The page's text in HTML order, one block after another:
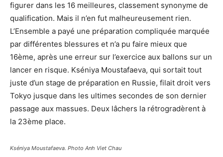
figurer dans les 16 meilleures, classement synonyme de
qualification. Mais il n’en fut malheureusement rien.
L’Ensemble a payé une préparation compliquée marquée
par différentes blessures et n’a pu faire mieux que
16ème, après une erreur sur l’exercice aux ballons sur un
lancer en risque. Kséniya Moustafaeva, qui sortait tout
juste d’un stage de préparation en Russie, filait droit vers
Tokyo jusque dans les ultimes secondes de son dernier
passage aux massues. Deux lâchers la rétrogradèrent à
la 23ème place.
Kséniya Moustafaeva. Photo Anh Viet Chau